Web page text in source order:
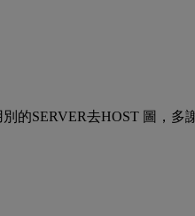
的SERVER去HOST 圖，多